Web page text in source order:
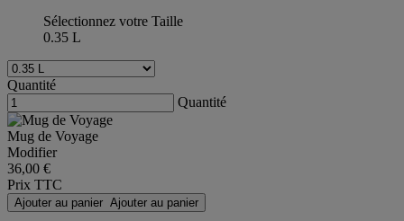
Sélectionnez votre Taille
0.35 L
Quantité
Quantité
Mug de Voyage
Modifier
36,00 €
Prix TTC
Ajouter au panier Ajouter au panier